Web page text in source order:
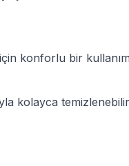
için konforlu bir
kolayca